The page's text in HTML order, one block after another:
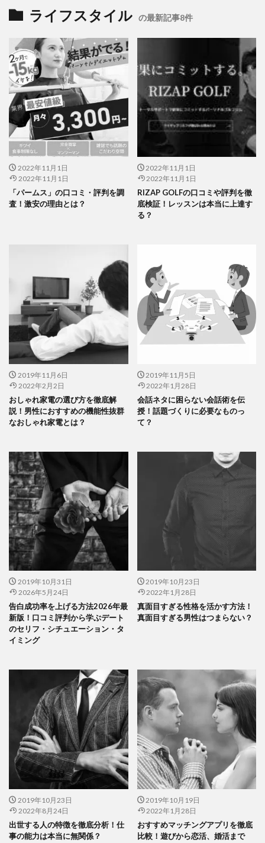
ライフスタイル の最新記事8件
2022年11月1日
2022年11月1日
「パームス」の口コミ・評判を調
査！激安の理由とは？
2022年11月1日
2022年11月1日
RIZAP GOLFの口コミや評判を徹
底検証！レッスンは本当に上達す
る？
2019年11月6日
2022年2月2日
おしゃれ家電の選び方を徹底解
説！男性におすすめの機能性抜群
なおしゃれ家電とは？
2019年11月5日
2022年1月28日
会話ネタに困らない会話術を伝
授！話題づくりに必要なものっ
て？
2019年10月31日
2026年5月24日
告白成功率を上げる方法2026年最
新版！口コミ評判から学ぶデート
のセリフ・シチュエーション・タ
イミング
2019年10月23日
2022年1月28日
真面目すぎる性格を活かす方法！
真面目すぎる男性はつまらない？
2019年10月23日
2022年8月24日
出世する人の特徴を徹底分析！仕
事の能力は本当に無関係？
2019年10月19日
2022年1月28日
おすすめマッチングアプリを徹底
比較！遊びから恋活、婚活まで